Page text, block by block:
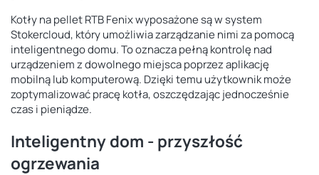
Kotły na pellet RTB Fenix wyposażone są w system
Stokercloud, który umożliwia zarządzanie nimi za pomocą
inteligentnego domu. To oznacza pełną kontrolę nad
urządzeniem z dowolnego miejsca poprzez aplikację
mobilną lub komputerową. Dzięki temu użytkownik może
zoptymalizować pracę kotła, oszczędzając jednocześnie
czas i pieniądze.
Inteligentny dom - przyszłość
ogrzewania